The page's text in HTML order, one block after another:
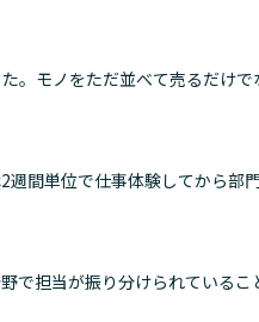
。モノをただ並べて売るだけ
間単位で仕事体験してから部
で担当が振り分けられている